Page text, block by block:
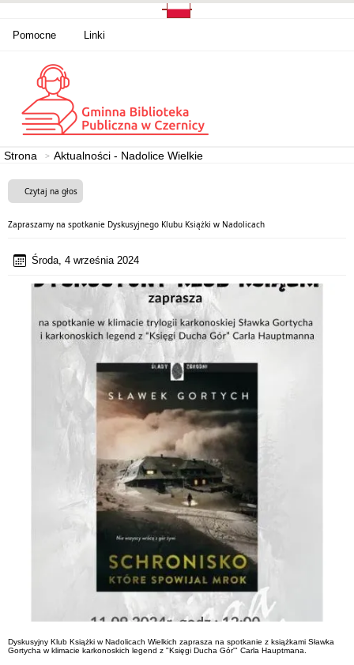
Pomocne Linki
Strona Aktualności - Nadolice Wielkie
Czytaj na głos
Zapraszamy na spotkanie Dyskusyjnego Klubu Książki w Nadolicach
Środa, 4 września 2024
Dyskusyjny Klub Książki w Nadolicach Wielkich zaprasza na spotkanie z książkami Sławka
Gortycha w klimacie karkonoskich legend z "Księgi Ducha Gór'" Carla Hauptmana.